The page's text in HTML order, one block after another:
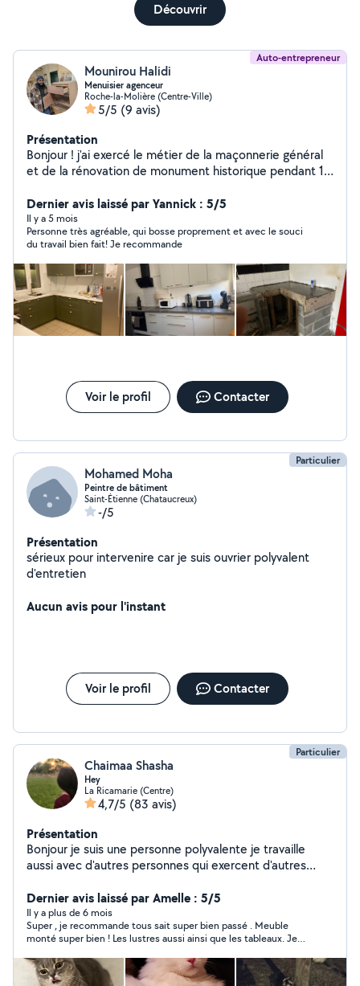
Découvrir
Auto-entrepreneur
Mounirou Halidi
Menuisier agenceur
Roche-la-Molière (Centre-Ville)
5/5 (9 avis)
Présentation
Bonjour ! j'ai exercé le métier de la maçonnerie général
et de la rénovation de monument historique pendant 15
reconverti en tant que menuisier agenceur en option
fabriquant et installation agencement intérieur. Je suis
disponible et flexible pour discuter de vos projets et
trouver des solutions adaptées à vos besoins et à votre
budget.
Dernier avis laissé par Yannick : 5/5
Il y a 5 mois
Personne très agréable, qui bosse proprement et avec le souci
du travail bien fait! Je recommande
Voir le profil Contacter
Particulier
Mohamed Moha
Peintre de bâtiment
Saint-Étienne (Chataucreux)
-/5
Présentation
sérieux pour intervenire car je suis ouvrier polyvalent
d'entretien
Aucun avis pour l'instant
Voir le profil Contacter
Particulier
Chaimaa Shasha
Hey
La Ricamarie (Centre)
4,7/5 (83 avis)
Présentation
Bonjour je suis une personne polyvalente je travaille
aussi avec d'autres personnes qui exercent d'autres
informatique et ménage garde d'animaux ...... je peux
très bien vous faciliter la tâche afin de vous mettre en
relation avec ces personnes professionnels n'hésitez
pas à me contacter.
Dernier avis laissé par Amelle : 5/5
Il y a plus de 6 mois
Super , je recommande tous sait super bien passé . Meuble
monté super bien ! Les lustres aussi ainsi que les tableaux. Je
recommande à 100%